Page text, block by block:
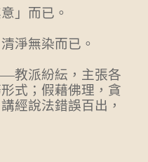
」而已。
淨無染而已。
教派紛紜，主張各
式；假藉佛理，貪
經說法錯誤百出，